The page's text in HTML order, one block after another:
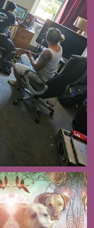
Shop
et
posts.